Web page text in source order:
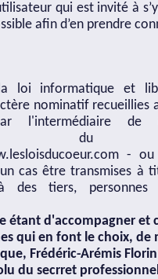
qui est invité à
afin d’en prendre
loi informatique et
nominatif recueillies
l'intermédiaire de
du
- ou
cas être transmises à
des tiers, personnes
étant d'accompagner et
qui en font le choix, de
Frédéric-Arémis
du secrret